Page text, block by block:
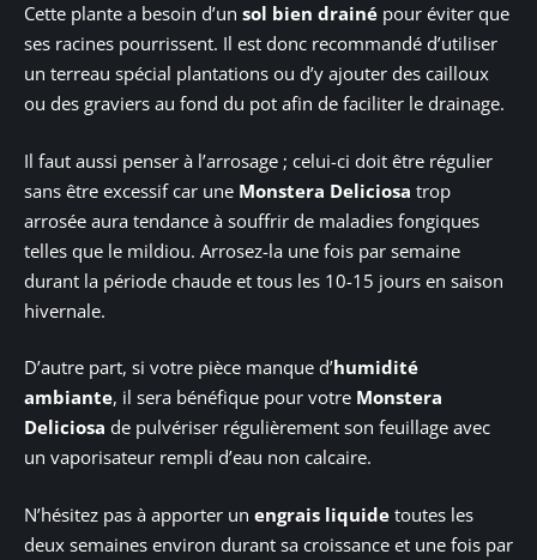
Cette plante a besoin d’un sol bien drainé pour éviter que
ses racines pourrissent. Il est donc recommandé d’utiliser
un terreau spécial plantations ou d’y ajouter des cailloux
ou des graviers au fond du pot afin de faciliter le drainage.
Il faut aussi penser à l’arrosage ; celui-ci doit être régulier
sans être excessif car une Monstera Deliciosa trop
arrosée aura tendance à souffrir de maladies fongiques
telles que le mildiou. Arrosez-la une fois par semaine
durant la période chaude et tous les 10-15 jours en saison
hivernale.
D’autre part, si votre pièce manque d’humidité
ambiante, il sera bénéfique pour votre Monstera
Deliciosa de pulvériser régulièrement son feuillage avec
un vaporisateur rempli d’eau non calcaire.
N’hésitez pas à apporter un engrais liquide toutes les
deux semaines environ durant sa croissance et une fois par